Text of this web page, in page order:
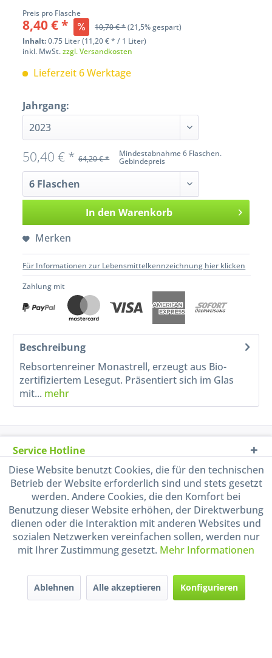
Preis pro Flasche
8,40 € * 10,70 € *(21,5% gespart)
Inhalt:0.75 Liter (11,20 € * / 1 Liter)
inkl. MwSt.zzgl. Versandkosten
Lieferzeit 6 Werktage
Jahrgang:
Mindestabnahme 6 Flaschen.
Gebindepreis
50,40 € * 64,20 € *
In den Warenkorb
Merken
Für Informationen zur Lebensmittelkennzeichnung hier klicken
Zahlung mit
Beschreibung
Rebsortenreiner Monastrell, erzeugt aus Bio-
zertifiziertem Lesegut. Präsentiert sich im Glas
mit... mehr
Service Hotline
Shop Service
Informationen
Handel mit BIO-Weinen
kontrolliert und zertifiziert
Diese Website benutzt Cookies, die für den technischen
Betrieb der Website erforderlich sind und stets gesetzt
werden. Andere Cookies, die den Komfort bei
Benutzung dieser Website erhöhen, der Direktwerbung
dienen oder die Interaktion mit anderen Websites und
sozialen Netzwerken vereinfachen sollen, werden nur
mit Ihrer Zustimmung gesetzt. Mehr Informationen
Ablehnen Alle akzeptieren Konfigurieren